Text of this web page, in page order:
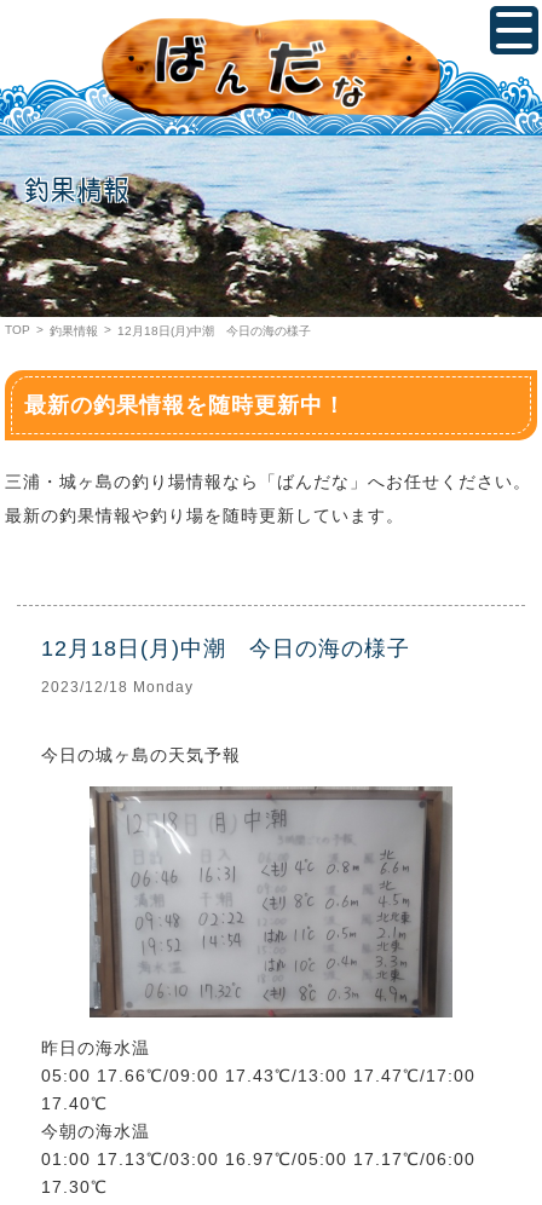
釣果情報
TOP > 釣果情報 > 12月18日(月)中潮 今日の海の様子
最新の釣果情報を随時更新中！
三浦・城ヶ島の釣り場情報なら「ばんだな」へお任せください。
最新の釣果情報や釣り場を随時更新しています。
12月18日(月)中潮 今日の海の様子
2023/12/18 Monday
今日の城ヶ島の天気予報
昨日の海水温
05:00 17.66℃/09:00 17.43℃/13:00 17.47℃/17:00
17.40℃
今朝の海水温
01:00 17.13℃/03:00 16.97℃/05:00 17.17℃/06:00
17.30℃